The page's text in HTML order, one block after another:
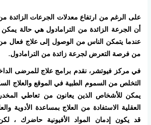
على الرغم من ارتفاع معدلات الجرعات الزائدة من
أن الجرعة الزائدة من الترامادول هي حالة يمكن
عندما يتمكن الناس من الوصول إلى علاج فعال من
من فرصة التعرض لجرعة زائدة من الترامادول.
في مركز فيوتشر، نقدم برامج علاج للمرضى
يمكن للأشخاص الذين يعانون من تعاطي
العقلية الاستفادة من العلاج بمساعدة الأدوية
قد يكون إدمان المواد الأفيونية حاضرك ،